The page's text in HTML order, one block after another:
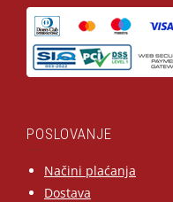
POSLOVANJE
Načini plaćanja
Dostava